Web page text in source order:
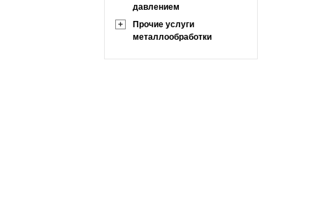
давлением
+
Прочие услуги
металлообработки